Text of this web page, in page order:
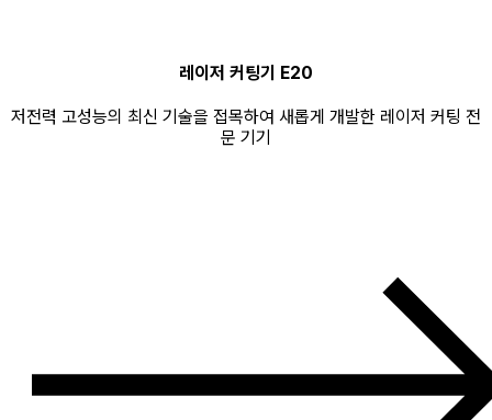
레이저 커팅기 E20
저전력 고성능의 최신 기술을 접목하여 새롭게 개발한 레이저 커팅 전
문 기기